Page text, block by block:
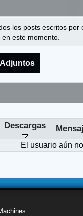
los posts escritos
este momento.
Adjuntos
Descargas
El usuario aún